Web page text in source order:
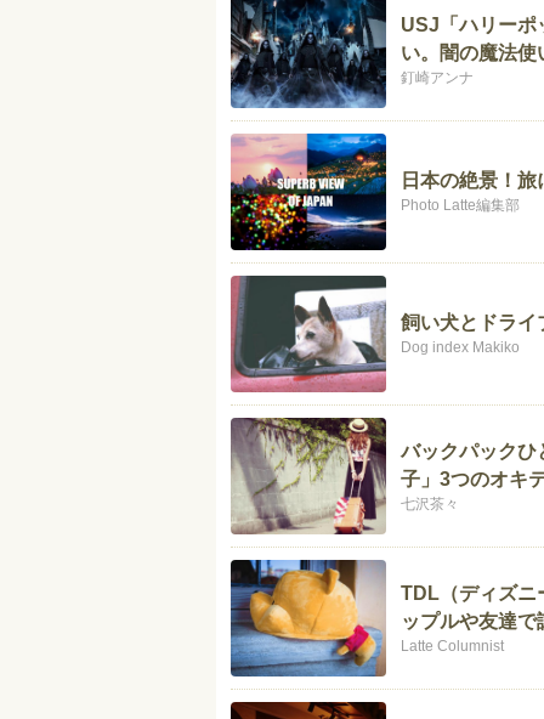
USJ「ハリーポ
い。闇の魔法使
釘崎アンナ
日本の絶景！
Photo Latte編集部
飼い犬とドライ
Dog index Makiko
バックパックひ
子」3つのオキ
七沢茶々
TDL（ディズニ
ップルや友達で
Latte Columnist